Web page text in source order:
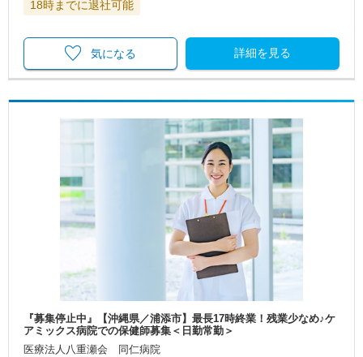
18時までに退社可能
詳細を見る
気になる
『募集停止中』【沖縄県／浦添市】最長17時終業！残業少なめ♪ケ
アミックス病院での保健師募集＜日勤常勤＞
医療法人八重瀬会 同仁病院